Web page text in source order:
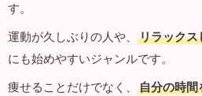
す。
運動が久しぶりの人や、
リラックス
にも始めやすいジャンルです。
痩せることだけでなく、
自分の時間